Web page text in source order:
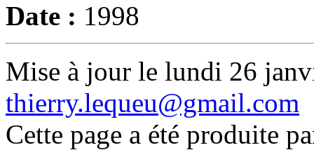
Date : 1998
Mise à jour le lundi 26
thierry.lequeu@gmail.com
Cette page a été produite